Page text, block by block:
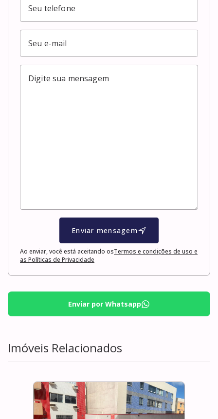
Enviar mensagem
Ao enviar, você está aceitando osTermos e condições de uso e
as Políticas de Privacidade
Enviar por Whatsapp
Imóveis Relacionados